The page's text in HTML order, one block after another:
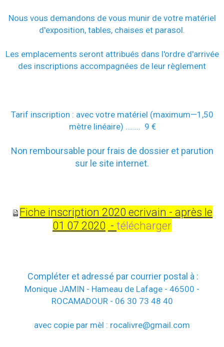
Nous vous demandons de vous munir de votre matériel
d'exposition, tables, chaises et parasol.
Les emplacements seront attribués dans l'ordre d'arrivée
des inscriptions accompagnées de leur règlement
Tarif inscription : avec votre matériel (maximum—1,50
mètre linéaire) …….. 9 €
Non remboursable pour frais de dossier et parution
sur le site internet.
Fiche inscription 2020 ecrivain - après le
01 07 2020 - télécharger
Compléter et adressé par courrier postal à :
Monique JAMIN - Hameau de Lafage - 46500 -
ROCAMADOUR - 06 30 73 48 40
avec copie par mèl : rocalivre@gmail.com